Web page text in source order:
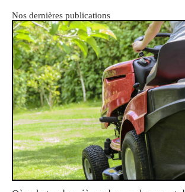
Nos dernières publications